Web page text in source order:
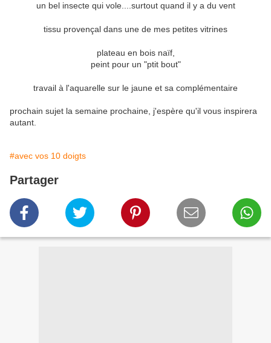
un bel insecte qui vole....surtout quand il y a du vent
tissu provençal dans une de mes petites vitrines
plateau en bois naïf,
peint pour un "ptit bout"
travail à l'aquarelle sur le jaune et sa complémentaire
prochain sujet la semaine prochaine, j'espère qu'il vous inspirera
autant.
#avec vos 10 doigts
Partager